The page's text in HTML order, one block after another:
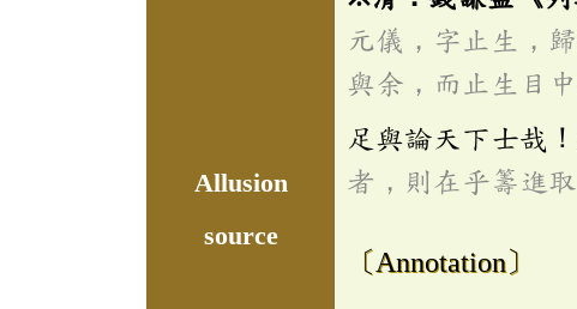
Allusion
source
元儀，字止生，
與余，而止生目中
足與論天下士哉！
者，則在乎籌進
〔Annotation〕